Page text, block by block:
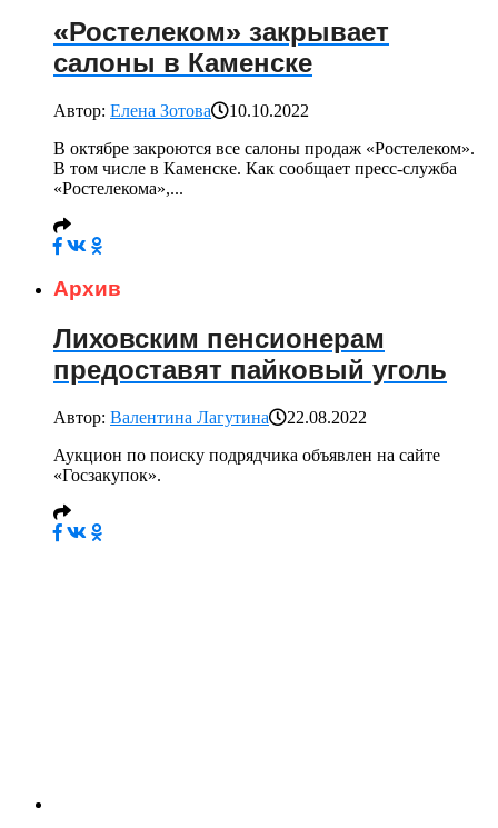
«Ростелеком» закрывает
салоны в Каменске
Автор: Елена Зотова
10.10.2022
В октябре закроются все салоны продаж «Ростелеком».
В том числе в Каменске. Как сообщает пресс-служба
«Ростелекома»,...
Архив
Лиховским пенсионерам
предоставят пайковый уголь
Автор: Валентина Лагутина
22.08.2022
Аукцион по поиску подрядчика объявлен на сайте
«Госзакупок».